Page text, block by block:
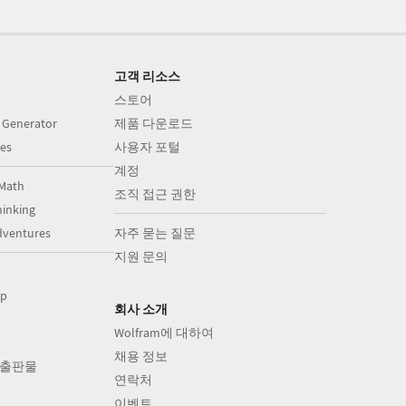
판물
고객 리소스
스토어
제품 다운로드
사용자 포털
계정
조직 접근 권한
자주 묻는 질문
지원 문의
회사 소개
Wolfram에 대하여
채용 정보
연락처